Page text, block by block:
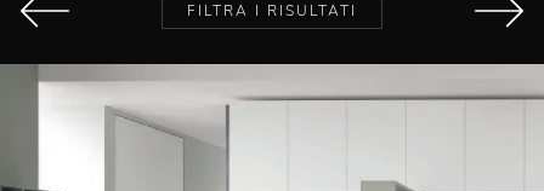
FILTRA I RISULTATI